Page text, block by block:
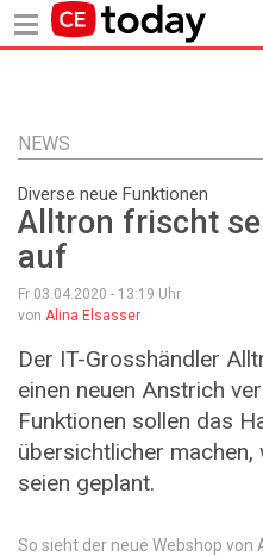
Inhalt
NEWS
Diverse neue Funktionen
Alltron frischt
auf
Fr 03.04.2020 - 13:19 Uhr
von Alina Elsasser
Der IT-Grosshändler
einen neuen Anstrich
Funktionen sollen das
übersichtlicher machen,
seien geplant.
So sieht der neue Webshop von